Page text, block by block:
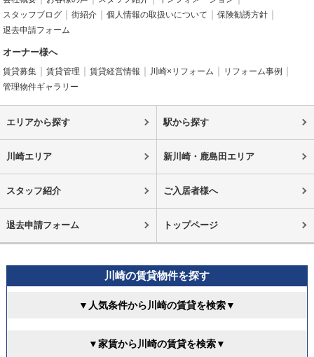
スタッフブログ
街紹介 個人情報の取扱いについて
保険勧誘方針
退去申請フォーム
オーナー様へ
賃貸募集 賃貸管理 賃貸経営情報 川崎×リフォーム
リフォーム事例
管理物件ギャラリー
エリアから探す 駅から探す
川崎エリア 新川崎・鹿島田エリア
スタッフ紹介 ご入居者様へ
退去申請フォーム トップページ
川崎の賃貸物件を探す
▼人気条件から川崎の賃貸を検索▼
▼家賃から川崎の賃貸を検索▼